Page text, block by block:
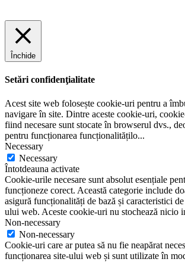
Închide
Setări confidenţialitate
Acest site web folosește cookie-uri pentru a
navigare în site. Dintre aceste cookie-uri,
fiind necesare sunt stocate în browserul dvs.,
pentru funcționarea funcționalitățilo...
Necessary
Necessary
Întotdeauna activate
Cookie-urile necesare sunt absolut esențiale
funcționeze corect. Această categorie include
asigură funcționalități de bază și caracteristici
ului web. Aceste cookie-uri nu stochează nicio
Non-necessary
Non-necessary
Cookie-uri care ar putea să nu fie neapărat
funcționarea site-ului web și sunt utilizate în